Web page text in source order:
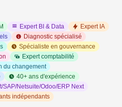
Expert BI & Data
Expert IA
Diagnostic spécialisé
Spécialiste en gouvernance
Expert comptabilité
du changement
40+ ans d'expérience
SAP/Netsuite/Odoo/ERP Next
indépendants